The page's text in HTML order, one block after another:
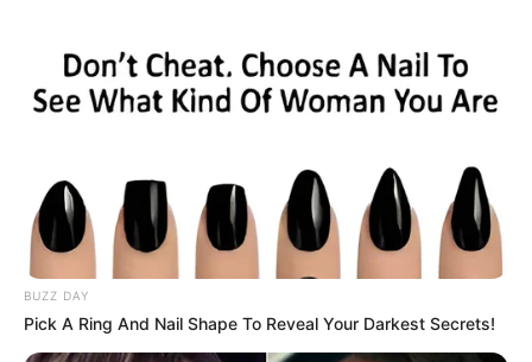
BUZZ DAY
Pick A Ring And Nail Shape To Reveal Your Darkest Secrets!